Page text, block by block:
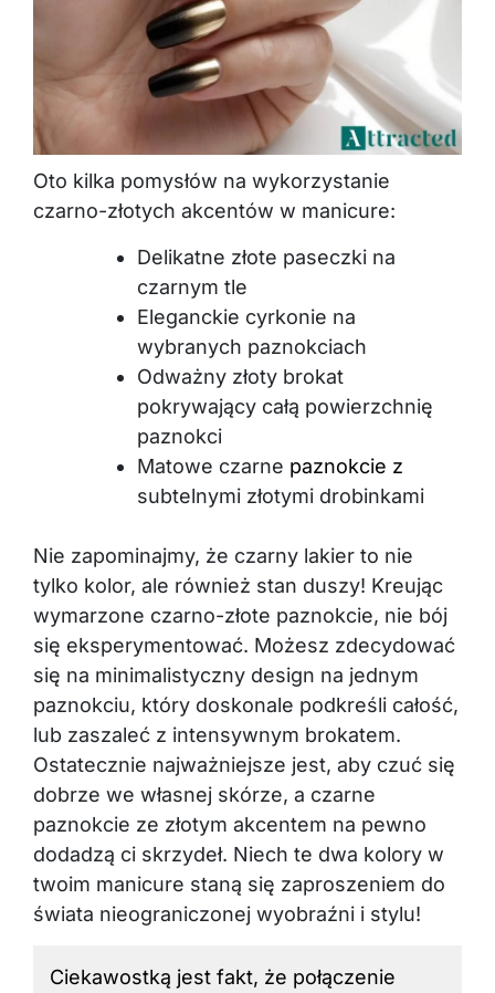
Oto kilka pomysłów na wykorzystanie
czarno-złotych akcentów w manicure:
Delikatne złote paseczki na
czarnym tle
Eleganckie cyrkonie na
wybranych paznokciach
Odważny złoty brokat
pokrywający całą powierzchnię
paznokci
Matowe czarne paznokcie z
subtelnymi złotymi drobinkami
Nie zapominajmy, że czarny lakier to nie
tylko kolor, ale również stan duszy! Kreując
wymarzone czarno-złote paznokcie, nie bój
się eksperymentować. Możesz zdecydować
się na minimalistyczny design na jednym
paznokciu, który doskonale podkreśli całość,
lub zaszaleć z intensywnym brokatem.
Ostatecznie najważniejsze jest, aby czuć się
dobrze we własnej skórze, a czarne
paznokcie ze złotym akcentem na pewno
dodadzą ci skrzydeł. Niech te dwa kolory w
twoim manicure staną się zaproszeniem do
świata nieograniczonej wyobraźni i stylu!
Ciekawostką jest fakt, że połączenie